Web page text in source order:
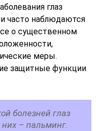
глаз
часто наблюдаются
о существенном
меры.
защитные функции
болезней глаз
них – пальминг.